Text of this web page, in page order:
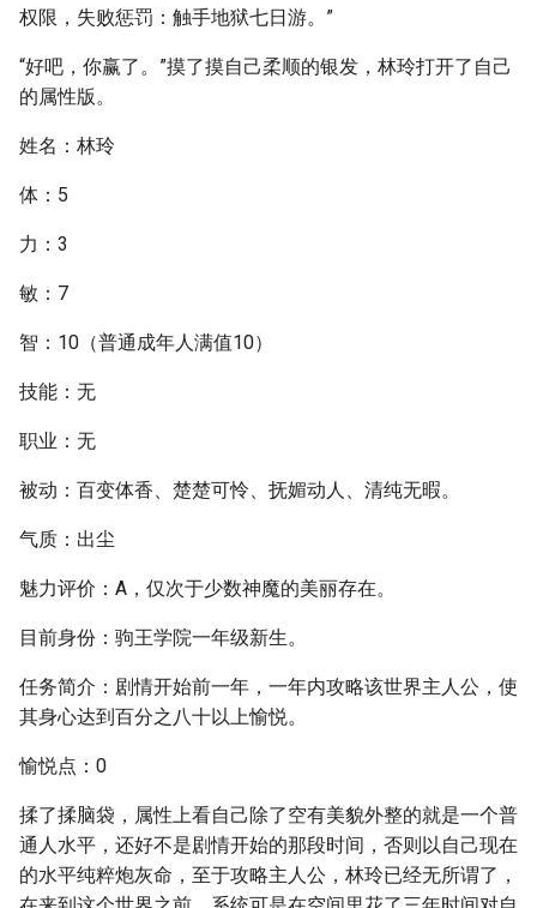
权限，失败惩罚：触手地狱七日游。”
“好吧，你赢了。”摸了摸自己柔顺的银发，林玲打开了自己
的属性版。
姓名：林玲
体：5
力：3
敏：7
智：10（普通成年人满值10）
技能：无
职业：无
被动：百变体香、楚楚可怜、抚媚动人、清纯无暇。
气质：出尘
魅力评价：A，仅次于少数神魔的美丽存在。
目前身份：驹王学院一年级新生。
任务简介：剧情开始前一年，一年内攻略该世界主人公，使
其身心达到百分之八十以上愉悦。
愉悦点：0
揉了揉脑袋，属性上看自己除了空有美貌外整的就是一个普
通人水平，还好不是剧情开始的那段时间，否则以自己现在
的水平纯粹炮灰命，至于攻略主人公，林玲已经无所谓了，